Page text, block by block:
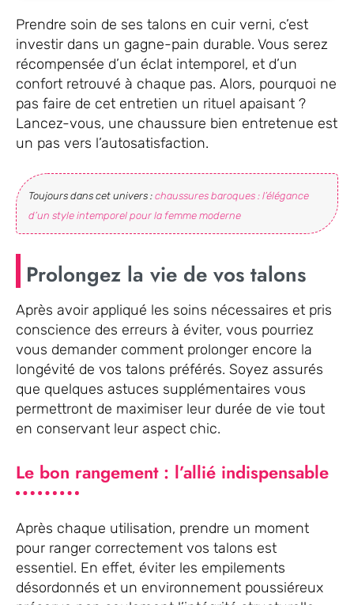
Prendre soin de ses talons en cuir verni, c’est
investir dans un gagne-pain durable. Vous serez
récompensée d’un éclat intemporel, et d’un
confort retrouvé à chaque pas. Alors, pourquoi ne
pas faire de cet entretien un rituel apaisant ?
Lancez-vous, une chaussure bien entretenue est
un pas vers l’autosatisfaction.
Toujours dans cet univers : chaussures baroques : l’élégance
d’un style intemporel pour la femme moderne
Prolongez la vie de vos talons
Après avoir appliqué les soins nécessaires et pris
conscience des erreurs à éviter, vous pourriez
vous demander comment prolonger encore la
longévité de vos talons préférés. Soyez assurés
que quelques astuces supplémentaires vous
permettront de maximiser leur durée de vie tout
en conservant leur aspect chic.
Le bon rangement : l’allié indispensable
Après chaque utilisation, prendre un moment
pour ranger correctement vos talons est
essentiel. En effet, éviter les empilements
désordonnés et un environnement poussiéreux